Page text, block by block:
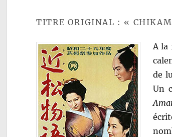
TITRE ORIGINAL : «
A la
de
Un